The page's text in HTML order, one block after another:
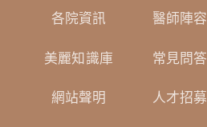
各院資訊 醫師陣容
美麗知識庫 常見問答
網站聲明 人才招募